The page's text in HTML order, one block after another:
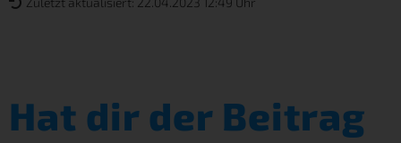
Hat dir der Beitrag